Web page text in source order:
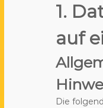
1.
auf
Die